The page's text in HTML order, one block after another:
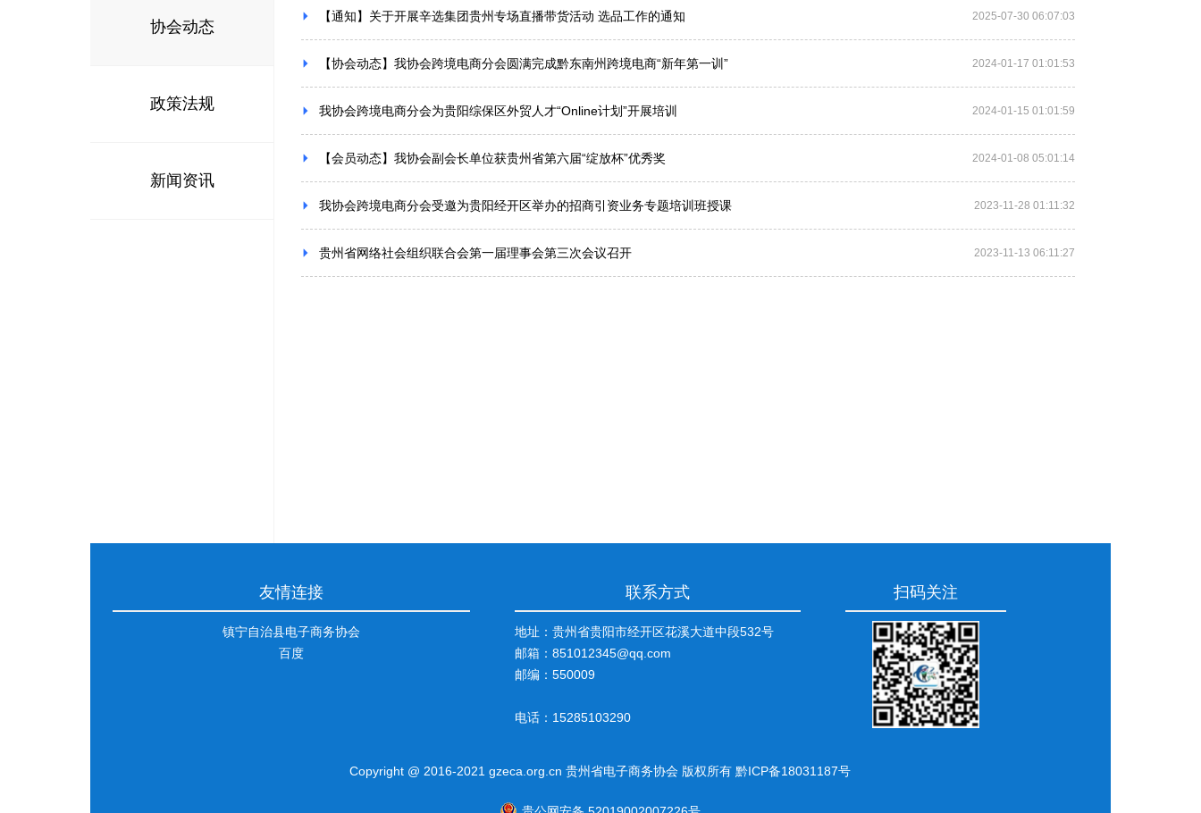
协会动态
政策法规
新闻资讯
【通知】关于开展辛选集团贵州专场直播带货活动 选品工作的通知 2025-07-30 06:07:03
【协会动态】我协会跨境电商分会圆满完成黔东南州跨境电商“新年第一训” 2024-01-17 01:01:53
我协会跨境电商分会为贵阳综保区外贸人才“Online计划”开展培训 2024-01-15 01:01:59
【会员动态】我协会副会长单位获贵州省第六届“绽放杯”优秀奖 2024-01-08 05:01:14
我协会跨境电商分会受邀为贵阳经开区举办的招商引资业务专题培训班授课 2023-11-28 01:11:32
贵州省网络社会组织联合会第一届理事会第三次会议召开 2023-11-13 06:11:27
友情连接
镇宁自治县电子商务协会
百度
联系方式
地址：贵州省贵阳市经开区花溪大道中段532号
邮箱：851012345@qq.com
邮编：550009
电话：15285103290
扫码关注
Copyright @ 2016-2021 gzeca.org.cn 贵州省电子商务协会 版权所有 黔ICP备18031187号